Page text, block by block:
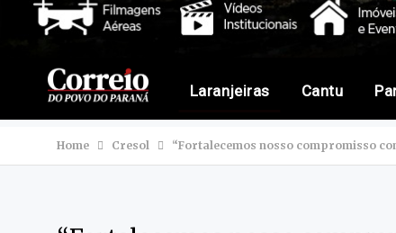
Laranjeiras Cantu
Home Cresol “Fortalecemos nosso compromisso